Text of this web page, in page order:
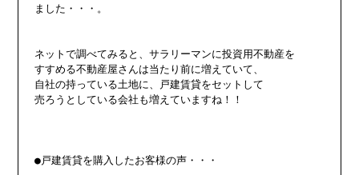
ました・・・。
ネットで調べてみると、サラリーマンに投資用不動産を
すすめる不動産屋さんは当たり前に増えていて、
自社の持っている土地に、戸建賃貸をセットして
売ろうとしている会社も増えていますね！！
●戸建賃貸を購入したお客様の声・・・